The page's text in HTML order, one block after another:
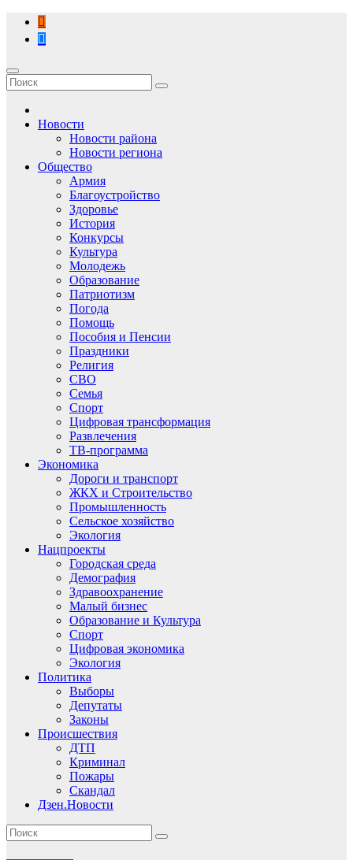
Перейти
содержимому
Новости
Новости района
Новости региона
Общество
Армия
Благоустройство
Здоровье
История
Конкурсы
Культура
Молодежь
Образование
Патриотизм
Погода
Помощь
Пособия и Пенсии
Праздники
Религия
СВО
Семья
Спорт
Цифровая трансформация
Развлечения
ТВ-программа
Экономика
Дороги и транспорт
ЖКХ и Строительство
Промышленность
Сельское хозяйство
Экология
Нацпроекты
Городская среда
Демография
Здравоохранение
Малый бизнес
Образование и Культура
Спорт
Цифровая экономика
Экология
Политика
Выборы
Депутаты
Законы
Происшествия
ДТП
Криминал
Пожары
Скандал
Дзен.Новости